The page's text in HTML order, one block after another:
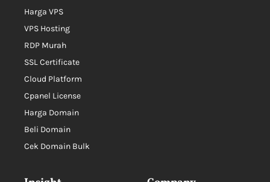
Harga VPS
VPS Hosting
RDP Murah
SSL Certificate
Cloud Platform
Cpanel License
Harga Domain
Beli Domain
Cek Domain Bulk